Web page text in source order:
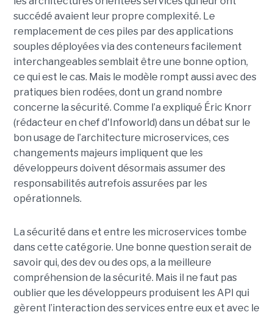
succédé avaient leur propre complexité. Le
remplacement de ces piles par des applications
souples déployées via des conteneurs facilement
interchangeables semblait être une bonne option,
ce qui est le cas. Mais le modèle rompt aussi avec des
pratiques bien rodées, dont un grand nombre
concerne la sécurité. Comme l’a expliqué Éric Knorr
(rédacteur en chef d'Infoworld) dans un débat sur le
bon usage de l’architecture microservices, ces
changements majeurs impliquent que les
développeurs doivent désormais assumer des
responsabilités autrefois assurées par les
opérationnels.
La sécurité dans et entre les microservices tombe
dans cette catégorie. Une bonne question serait de
savoir qui, des dev ou des ops, a la meilleure
compréhension de la sécurité. Mais il ne faut pas
oublier que les développeurs produisent les API qui
gèrent l’interaction des services entre eux et avec le